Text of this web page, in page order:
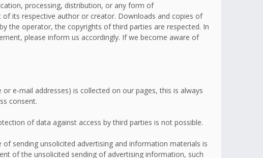
processing, distribution, or any form of
its respective author or creator. Downloads and copies of
the operator, the copyrights of third parties are respected. In
please inform us accordingly. If we become aware of
e-mail addresses) is collected on our pages, this is always
consent.
of data against access by third parties is not possible.
sending unsolicited advertising and information materials is
of the unsolicited sending of advertising information, such